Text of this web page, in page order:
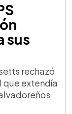
sus
rechazó
extendía